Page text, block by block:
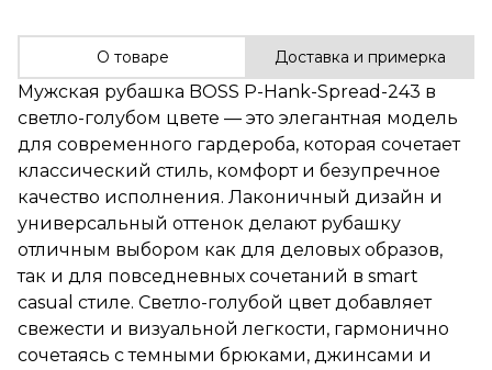
О товаре Доставка и примерка
Мужская рубашка BOSS P-Hank-Spread-243 в
светло-голубом цвете — это элегантная модель
для современного гардероба, которая сочетает
классический стиль, комфорт и безупречное
качество исполнения. Лаконичный дизайн и
универсальный оттенок делают рубашку
отличным выбором как для деловых образов,
так и для повседневных сочетаний в smart
casual стиле. Светло-голубой цвет добавляет
свежести и визуальной легкости, гармонично
сочетаясь с темными брюками, джинсами и